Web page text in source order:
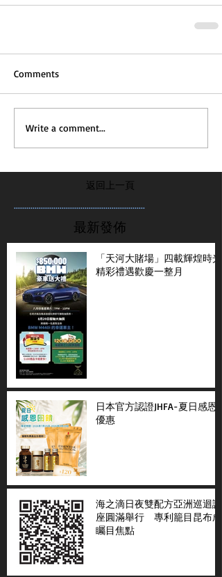
Comments
Write a comment...
返回上一頁
...............................................................
最新發佈
「天河大賭場」四載輝煌時光
精彩禮遇歡慶一整月
日本官方認證JHFA-夏日感恩
優惠
海之滴日夜雙配方亞洲巡迴講
座圓滿舉行 專利籠目昆布成
矚目焦點